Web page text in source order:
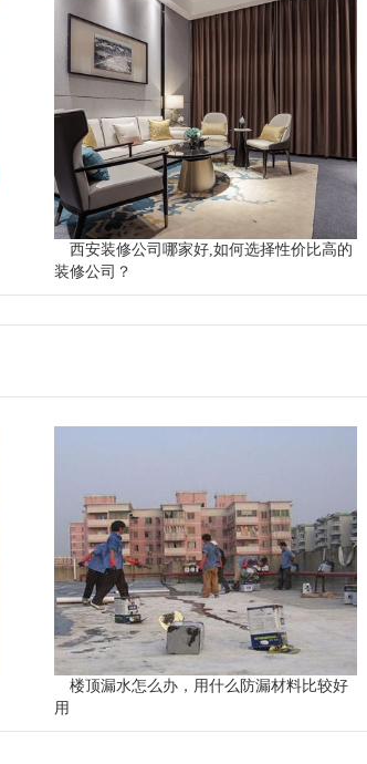
西安装修公司哪家好,如何选择性价比高的
装修公司？
楼顶漏水怎么办，用什么防漏材料比较好
用